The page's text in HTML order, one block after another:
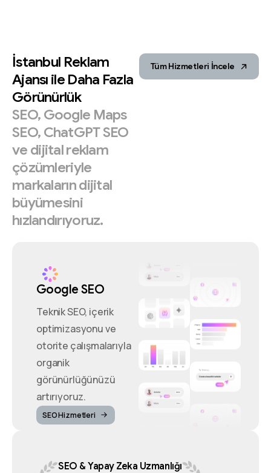
İstanbul Reklam
Ajansı ile Daha Fazla
Görünürlük
SEO, Google Maps
SEO, ChatGPTSEO
ve dijitalreklam
çözümleriyle
markalarındijital
büyümesini
hızlandırıyoruz.
Tüm Hizmetleri İncele
Google SEO
Teknik SEO, içerik
optimizasyonu ve
otorite çalışmalarıyla
organik
görünürlüğünüzü
artırıyoruz.
SEO Hizmetleri
SEO &Yapay Zeka Uzmanlığı